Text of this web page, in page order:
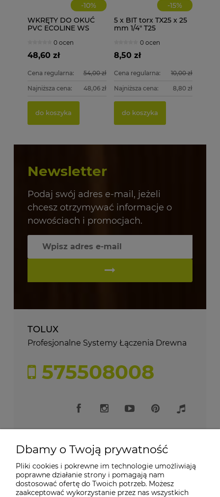
-10%
WKRĘTY DO OKUĆ
PVC ECOLINE WS
0 ocen
48,60 zł
Cena regularna: 54,00 zł
Najniższa cena: 48,06 zł
do koszyka
-15%
5 x BIT torx TX25 x 25
mm 1/4" T25
0 ocen
8,50 zł
Cena regularna: 10,00 zł
Najniższa cena: 8,80 zł
do koszyka
Newsletter
Podaj swój adres e-mail, jeżeli
chcesz otrzymywać informacje o
nowościach i promocjach.
TOLUX
Profesjonalne Systemy Łączenia Drewna
575508008
Moje konto
Dbamy o Twoją prywatność
Pliki cookies i pokrewne im technologie umożliwiają
poprawne działanie strony i pomagają nam
dostosować ofertę do Twoich potrzeb. Możesz
zaakceptować wykorzystanie przez nas wszystkich